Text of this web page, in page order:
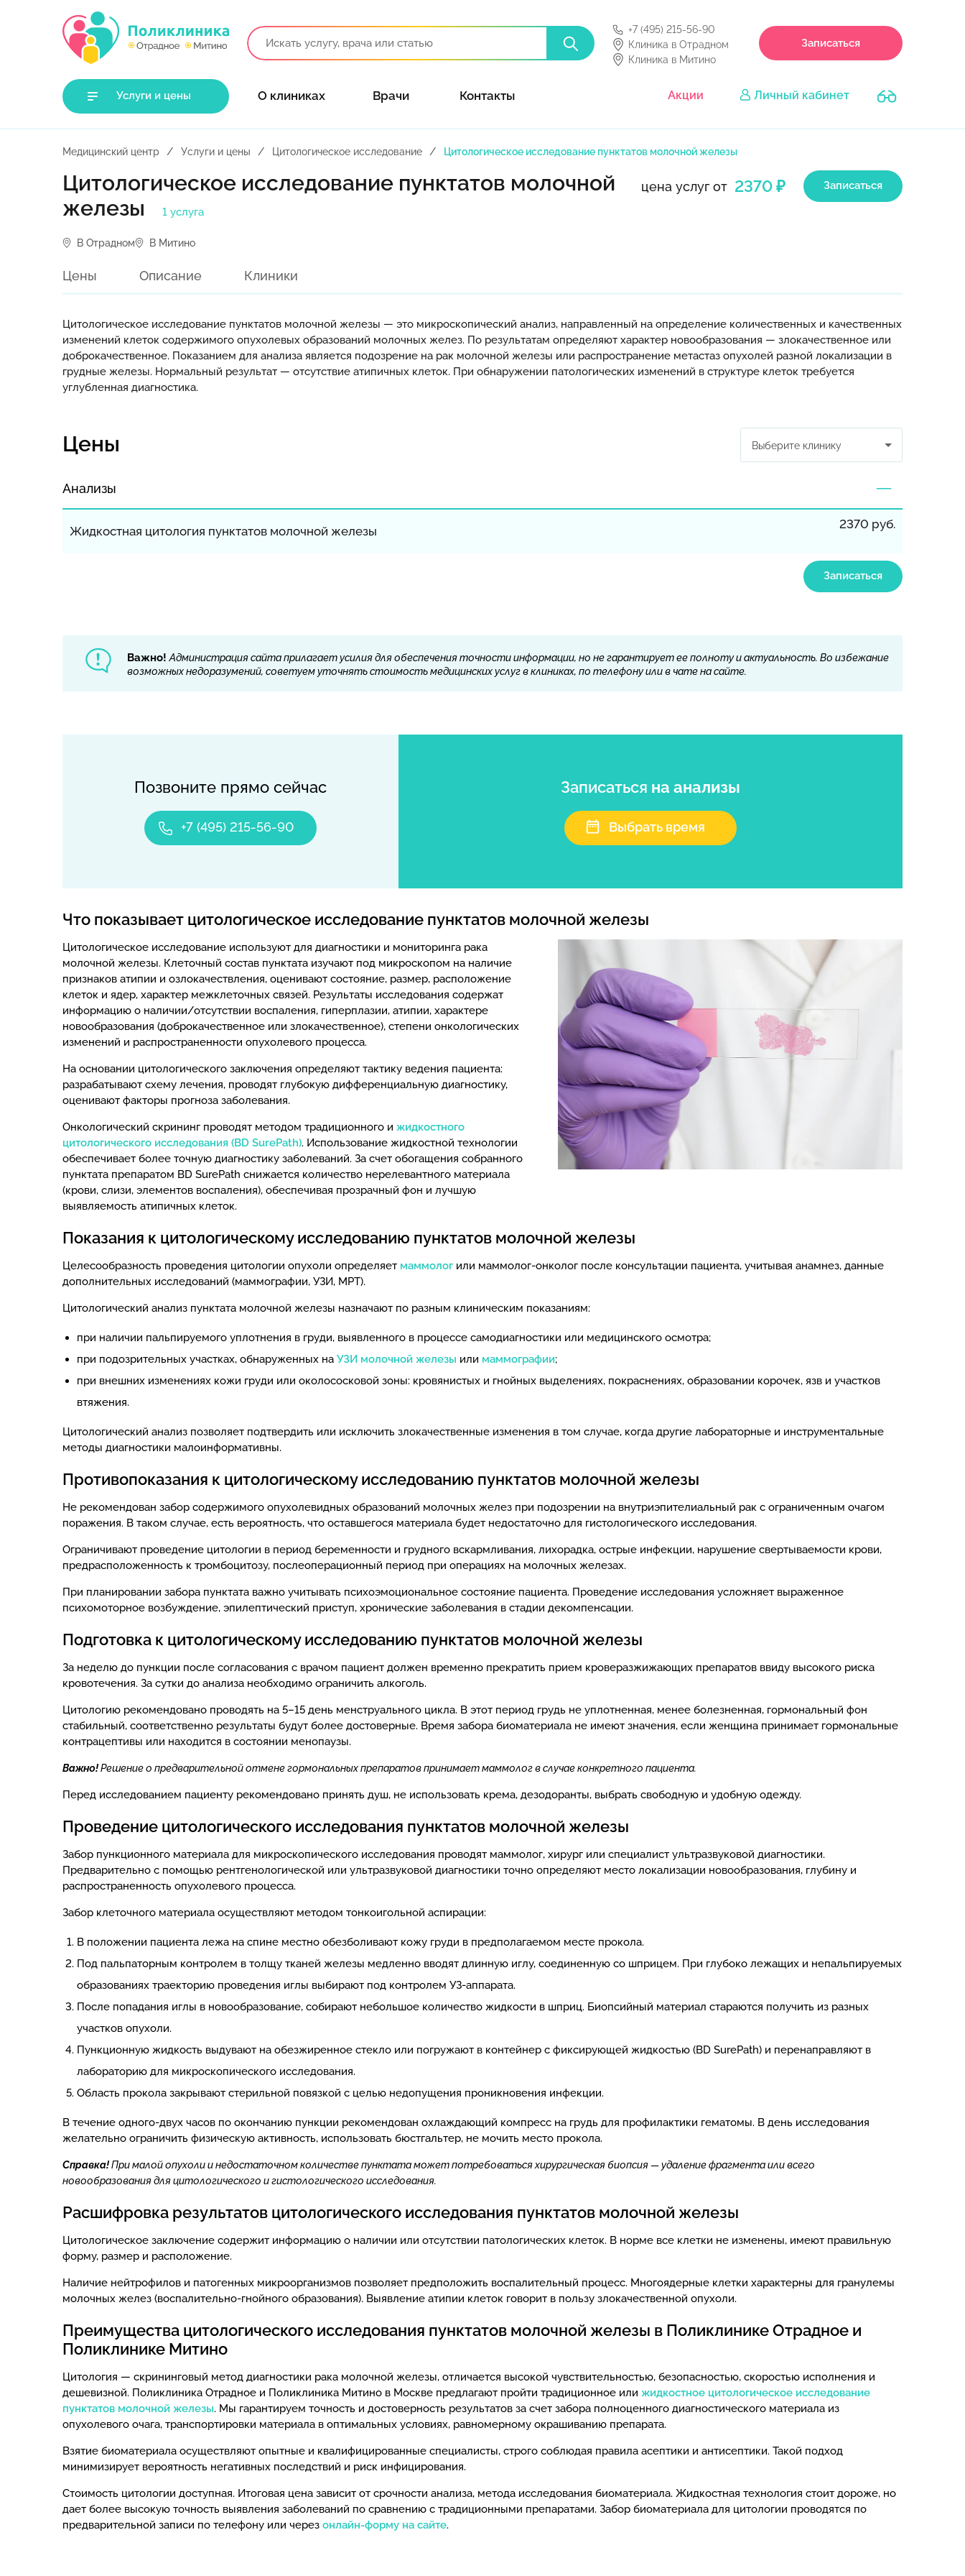
+7 (495) 215-56-90
Клиника в Отрадном
Клиника в Митино
Записаться
Услуги и цены О клиниках Врачи Контакты Акции Личный кабинет
Медицинский центр Услуги и цены Цитологическое исследование Цитологическое исследование пунктатов молочной железы
цена услуг от 2370 ₽ Записаться
Цитологическое исследование пунктатов молочной
железы
1 услуга
В Отрадном В Митино
Цены Описание Клиники
Цитологическое исследование пунктатов молочной железы — это микроскопический анализ, направленный на определение количественных и качественных
изменений клеток содержимого опухолевых образований молочных желез. По результатам определяют характер новообразования — злокачественное или
доброкачественное. Показанием для анализа является подозрение на рак молочной железы или распространение метастаз опухолей разной локализации в
грудные железы. Нормальный результат — отсутствие атипичных клеток. При обнаружении патологических изменений в структуре клеток требуется
углубленная диагностика.
Цены Выберите клинику
Анализы
Жидкостная цитология пунктатов молочной железы 2370 руб.
Записаться
Важно! Администрация сайта прилагает усилия для обеспечения точности информации, но не гарантирует ее полноту и актуальность. Во избежание
возможных недоразумений, советуем уточнять стоимость медицинских услуг в клиниках, по телефону или в чате на сайте.
Позвоните прямо сейчас
+7 (495) 215-56-90
Записаться на анализы
Выбрать время
Что показывает цитологическое исследование пунктатов молочной железы
Цитологическое исследование используют для диагностики и мониторинга рака
молочной железы. Клеточный состав пунктата изучают под микроскопом на наличие
признаков атипии и озлокачествления, оценивают состояние, размер, расположение
клеток и ядер, характер межклеточных связей. Результаты исследования содержат
информацию о наличии/отсутствии воспаления, гиперплазии, атипии, характере
новообразования (доброкачественное или злокачественное), степени онкологических
изменений и распространенности опухолевого процесса.
На основании цитологического заключения определяют тактику ведения пациента:
разрабатывают схему лечения, проводят глубокую дифференциальную диагностику,
оценивают факторы прогноза заболевания.
Онкологический скрининг проводят методом традиционного и жидкостного
цитологического исследования (BD SurePath). Использование жидкостной технологии
обеспечивает более точную диагностику заболеваний. За счет обогащения собранного
пунктата препаратом BD SurePath снижается количество нерелевантного материала
(крови, слизи, элементов воспаления), обеспечивая прозрачный фон и лучшую
выявляемость атипичных клеток.
Показания к цитологическому исследованию пунктатов молочной железы
Целесообразность проведения цитологии опухоли определяет маммолог или маммолог-онколог после консультации пациента, учитывая анамнез, данные
дополнительных исследований (маммографии, УЗИ, МРТ).
Цитологический анализ пунктата молочной железы назначают по разным клиническим показаниям:
при наличии пальпируемого уплотнения в груди, выявленного в процессе самодиагностики или медицинского осмотра;
при подозрительных участках, обнаруженных на УЗИ молочной железы или маммографии;
при внешних изменениях кожи груди или околососковой зоны: кровянистых и гнойных выделениях, покраснениях, образовании корочек, язв и участков
втяжения.
Цитологический анализ позволяет подтвердить или исключить злокачественные изменения в том случае, когда другие лабораторные и инструментальные
методы диагностики малоинформативны.
Противопоказания к цитологическому исследованию пунктатов молочной железы
Не рекомендован забор содержимого опухолевидных образований молочных желез при подозрении на внутриэпителиальный рак с ограниченным очагом
поражения. В таком случае, есть вероятность, что оставшегося материала будет недостаточно для гистологического исследования.
Ограничивают проведение цитологии в период беременности и грудного вскармливания, лихорадка, острые инфекции, нарушение свертываемости крови,
предрасположенность к тромбоцитозу, послеоперационный период при операциях на молочных железах.
При планировании забора пунктата важно учитывать психоэмоциональное состояние пациента. Проведение исследования усложняет выраженное
психомоторное возбуждение, эпилептический приступ, хронические заболевания в стадии декомпенсации.
Подготовка к цитологическому исследованию пунктатов молочной железы
За неделю до пункции после согласования с врачом пациент должен временно прекратить прием кроверазжижающих препаратов ввиду высокого риска
кровотечения. За сутки до анализа необходимо ограничить алкоголь.
Цитологию рекомендовано проводять на 5–15 день менструального цикла. В этот период грудь не уплотненная, менее болезненная, гормональный фон
стабильный, соответственно результаты будут более достоверные. Время забора биоматериала не имеют значения, если женщина принимает гормональные
контрацептивы или находится в состоянии менопаузы.
Важно!Решение о предварительной отмене гормональных препаратов принимает маммолог в случае конкретного пациента.
Перед исследованием пациенту рекомендовано принять душ, не использовать крема, дезодоранты, выбрать свободную и удобную одежду.
Проведение цитологического исследования пунктатов молочной железы
Забор пункционного материала для микроскопического исследования проводят маммолог, хирург или специалист ультразвуковой диагностики.
Предварительно с помощью рентгенологической или ультразвуковой диагностики точно определяют место локализации новообразования, глубину и
распространенность опухолевого процесса.
Забор клеточного материала осуществляют методом тонкоигольной аспирации:
В положении пациента лежа на спине местно обезболивают кожу груди в предполагаемом месте прокола.
Под пальпаторным контролем в толщу тканей железы медленно вводят длинную иглу, соединенную со шприцем. При глубоко лежащих и непальпируемых
образованиях траекторию проведения иглы выбирают под контролем УЗ-аппарата.
После попадания иглы в новообразование, собирают небольшое количество жидкости в шприц. Биопсийный материал стараются получить из разных
участков опухоли.
Пункционную жидкость выдувают на обезжиренное стекло или погружают в контейнер с фиксирующей жидкостью (BD SurePath) и перенаправляют в
лабораторию для микроскопического исследования.
Область прокола закрывают стерильной повязкой с целью недопущения проникновения инфекции.
В течение одного-двух часов по окончанию пункции рекомендован охлаждающий компресс на грудь для профилактики гематомы. В день исследования
желательно ограничить физическую активность, использовать бюстгальтер, не мочить место прокола.
Справка!При малой опухоли и недостаточном количестве пунктата может потребоваться хирургическая биопсия — удаление фрагмента или всего
новообразования для цитологического и гистологического исследования.
Расшифровка результатов цитологического исследования пунктатов молочной железы
Цитологическое заключение содержит информацию о наличии или отсутствии патологических клеток. В норме все клетки не изменены, имеют правильную
форму, размер и расположение.
Наличие нейтрофилов и патогенных микроорганизмов позволяет предположить воспалительный процесс. Многоядерные клетки характерны для гранулемы
молочных желез (воспалительно-гнойного образования). Выявление атипии клеток говорит в пользу злокачественной опухоли.
Преимущества цитологического исследования пунктатов молочной железы в Поликлинике Отрадное и
Поликлинике Митино
Цитология — скрининговый метод диагностики рака молочной железы, отличается высокой чувствительностью, безопасностью, скоростью исполнения и
дешевизной. Поликлиника Отрадное и Поликлиника Митино в Москве предлагают пройти традиционное или жидкостное цитологическое исследование
пунктатов молочной железы. Мы гарантируем точность и достоверность результатов за счет забора полноценного диагностического материала из
опухолевого очага, транспортировки материала в оптимальных условиях, равномерному окрашиванию препарата.
Взятие биоматериала осуществляют опытные и квалифицированные специалисты, строго соблюдая правила асептики и антисептики. Такой подход
минимизирует вероятность негативных последствий и риск инфицирования.
Стоимость цитологии доступная. Итоговая цена зависит от срочности анализа, метода исследования биоматериала. Жидкостная технология стоит дороже, но
дает более высокую точность выявления заболеваний по сравнению с традиционными препаратами. Забор биоматериала для цитологии проводятся по
предварительной записи по телефону или через онлайн-форму на сайте.